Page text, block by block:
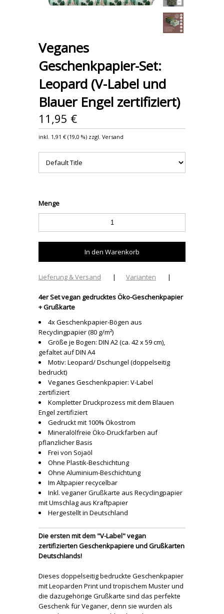
Veganes
Geschenkpapier-Set:
Leopard (V-Label und
Blauer Engel zertifiziert)
11,95 €
inkl. 1,91 € (19,0 %) zzgl. Versand
Menge
Lieferung & Versand | Varianten |
4er Set vegan gedrucktes Öko-Geschenkpapier
+ Grußkarte
4x Geschenkpapier-Bögen aus
Recyclingpapier (80 g/m²)
Größe je Bogen: DIN A2 (ca. 42 x 59 cm),
gefaltet auf DIN A4
Motiv: Leopard/ Dschungel (doppelseitig
bedruckt)
Veganes Geschenkpapier: V-Label
zertifiziert
Kompletter Druckprozess mit dem Blauen
Engel zertifiziert
Gedruckt mit 100% Ökostrom
Mineralölfreie Öko-Druckfarben auf
pflanzlicher Basis
Frei von Sojaöl
Ohne Plastik-Beschichtung
Ohne Aluminium-Beschichtung
Im Altpapier recycelbar
Inkl. veganer Grußkarte aus Recyclingpapier
mit Umschlag aus Kraftpapier
Hergestellt in Deutschland
Die ersten mit dem "V-Label" vegan
zertifizierten Geschenkpapiere und Grußkarten
Deutschlands!
Dieses doppelseitig bedruckte Geschenkpapier
mit Leoparden Print und tropischem Muster und
die dazugehörige Grußkarte sind das perfekte
Geschenk für Veganer, denn sie wurden als